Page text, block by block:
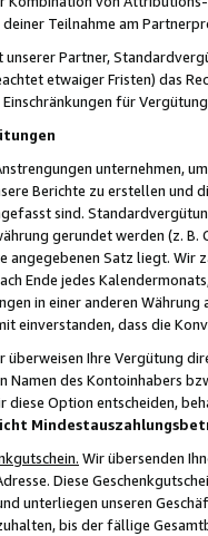
Teilnahme am
Partner,
etwaiger Fristen) das
für
unternehmen,
Berichte zu erstellen und
sind.
gerundet werden (z.
angegebenen Satz liegt.
Ende jedes
in einer anderen
einverstanden, dass die
überweisen Ihre Vergütung
Namen des Kontoinhabers
Option entscheiden,
Wir übersenden
Diese
unterliegen unseren
bis der fällige